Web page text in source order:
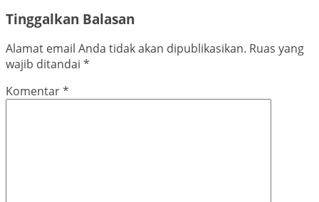
Tinggalkan Balasan
Alamat email Anda tidak akan dipublikasikan. Ruas yang
wajib ditandai *
Komentar*